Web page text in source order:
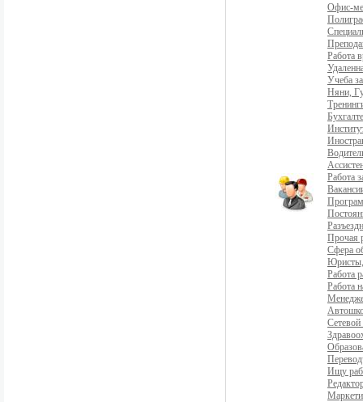
Офис-
Работа
Учеба
Няни,
Работа
Прочая
Сфера
Юристы,
Работа
Работа
Сетевой
Ищу